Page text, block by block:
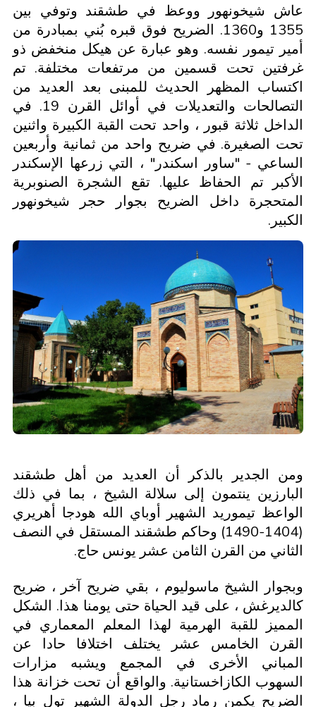
عاش شيخونهور ووعظ في طشقند وتوفي بين
1355 و1360. الضريح فوق قبره بُني بمبادرة من
أمير تيمور نفسه. وهو عبارة عن هيكل منخفض ذو
غرفتين تحت قسمين من مرتفعات مختلفة. تم
اكتساب المظهر الحديث للمبنى بعد العديد من
التصالحات والتعديلات في أوائل القرن 19. في
الداخل ثلاثة قبور ، واحد تحت القبة الكبيرة واثنين
تحت الصغيرة. في ضريح واحد من ثمانية وأربعين
الساعي - "ساور اسكندر" ، التي زرعها الإسكندر
الأكبر تم الحفاظ عليها. تقع الشجرة الصنوبرية
المتحجرة داخل الضريح بجوار حجر شيخونهور
الكبير.
ومن الجدير بالذكر أن العديد من أهل طشقند
البارزين ينتمون إلى سلالة الشيخ ، بما في ذلك
الواعظ تيموريد الشهير أوباي الله هودجا أهريري
(1404-1490) وحاكم طشقند المستقل في النصف
الثاني من القرن الثامن عشر يونس حاج.
وبجوار الشيخ ماسوليوم ، بقي ضريح آخر ، ضريح
كالديرغش ، على قيد الحياة حتى يومنا هذا. الشكل
المميز للقبة الهرمية لهذا المعلم المعماري في
القرن الخامس عشر يختلف اختلافا حادا عن
المباني الأخرى في المجمع ويشبه مزارات
السهوب الكازاخستانية. والواقع أن تحت خزانة هذا
الضريح يكمن رماد رجل الدولة الشهير تول بيا ،